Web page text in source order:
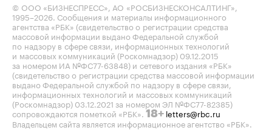
© ООО «БИЗНЕСПРЕСС», АО «РОСБИЗНЕСКОНСАЛТИНГ»,
1995–2026. Сообщения и материалы информационного
агентства «РБК» (свидетельство о регистрации средства
массовой информации выдано Федеральной службой
по надзору в сфере связи, информационных технологий
и массовых коммуникаций (Роскомнадзор) 09.12.2015
за номером ИА №ФС77-63848) и сетевого издания «РБК»
(свидетельство о регистрации средства массовой информации
выдано Федеральной службой по надзору в сфере связи,
информационных технологий и массовых коммуникаций
(Роскомнадзор) 03.12.2021 за номером ЭЛ №ФС77-82385)
сопровождаются пометкой «РБК». 18+ letters@rbc.ru
Владельцем сайта является информационное агентство «РБК».